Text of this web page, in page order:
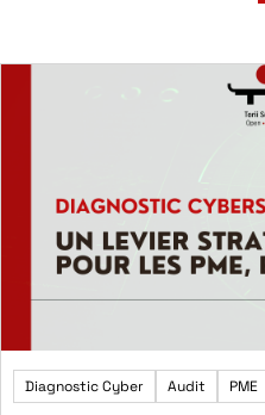
Diagnostic Cyber Audit PME